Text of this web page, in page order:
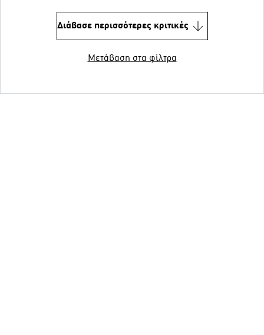
Διάβασε περισσότερες κριτικές
Μετάβαση στα φίλτρα